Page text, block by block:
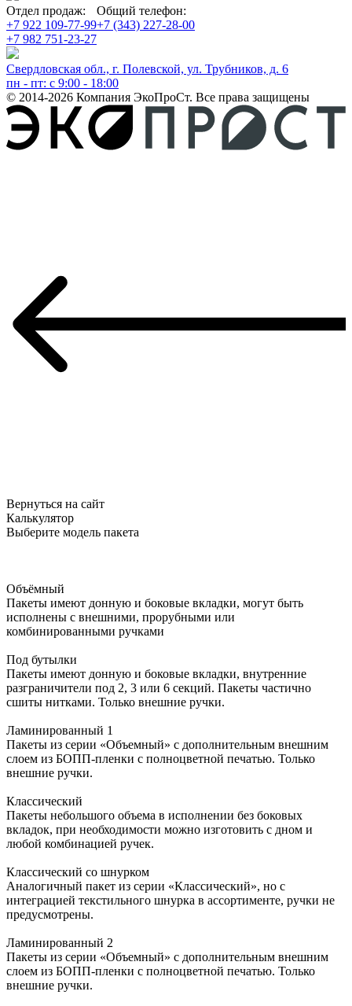
Отдел продаж:
+7 922 109-77-99
+7 982 751-23-27
Общий телефон:
+7 (343) 227-28-00
Свердловская обл., г. Полевской, ул. Трубников, д. 6
пн - пт: с 9:00 - 18:00
© 2014-2026 Компания ЭкоПроСт. Все права защищены
Вернуться на сайт
Калькулятор
Выберите модель пакета
Объёмный
Пакеты имеют донную и боковые вкладки, могут быть
исполнены с внешними, прорубными или
комбинированными ручками
Под бутылки
Пакеты имеют донную и боковые вкладки, внутренние
разграничители под 2, 3 или 6 секций. Пакеты частично
сшиты нитками. Только внешние ручки.
Ламинированный 1
Пакеты из серии «Объемный» с дополнительным внешним
слоем из БОПП-пленки с полноцветной печатью. Только
внешние ручки.
Классический
Пакеты небольшого объема в исполнении без боковых
вкладок, при необходимости можно изготовить с дном и
любой комбинацией ручек.
Классический со шнурком
Аналогичный пакет из серии «Классический», но с
интеграцией текстильного шнурка в ассортименте, ручки не
предусмотрены.
Ламинированный 2
Пакеты из серии «Объемный» с дополнительным внешним
слоем из БОПП-пленки с полноцветной печатью. Только
внешние ручки.